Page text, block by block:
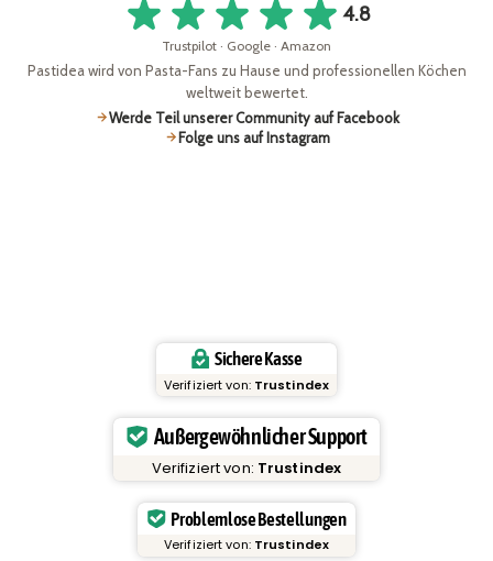
4.8
Trustpilot · Google · Amazon
Pastidea wird von Pasta-Fans zu Hause und professionellen Köchen
weltweit bewertet.
Werde Teil unserer Community auf Facebook
Folge uns auf Instagram
Sichere Kasse
Verifiziert von: Trustindex
Außergewöhnlicher Support
Verifiziert von: Trustindex
Problemlose Bestellungen
Verifiziert von: Trustindex